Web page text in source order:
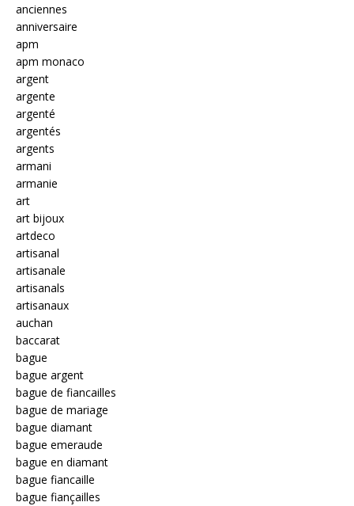
anciennes
anniversaire
apm
apm monaco
argent
argente
argenté
argentés
argents
armani
armanie
art
art bijoux
artdeco
artisanal
artisanale
artisanals
artisanaux
auchan
baccarat
bague
bague argent
bague de fiancailles
bague de mariage
bague diamant
bague emeraude
bague en diamant
bague fiancaille
bague fiançailles